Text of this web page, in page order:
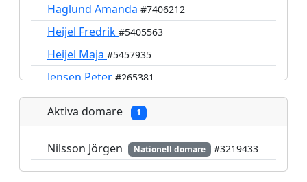
Haglund Amanda #7406212
Heijel Fredrik #5405563
Heijel Maja #5457935
Jensen Peter#265381
Kubica Robert#4410629
Mantefors Leo#3598921
Nilsson Aftevik Arvid#1654790
Nilsson Jörgen#3219433
Aktiva domare 1
Nilsson Jörgen Nationell domare #3219433